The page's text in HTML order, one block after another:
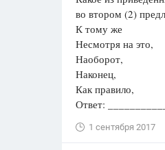
1752 ответа
Олимпиады
ответа
Spotlight
во втором (2)
К
Несмотря на это,
Наконец,
Как правило,
Ответ:
1 сентября 2017